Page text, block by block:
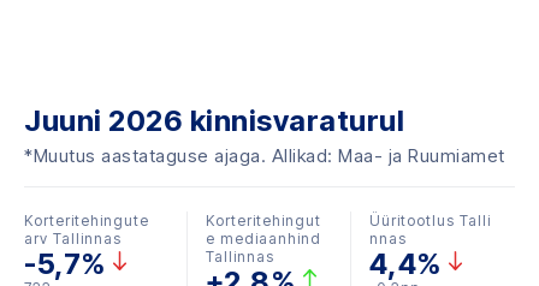
Juuni 2026 kinnisvaraturul
*Muutus aastataguse ajaga. Allikad: Maa- ja Ruumiamet
Korteritehingute
arv Tallinnas
-5,7%
Korteritehingut
e mediaanhind
Tallinnas
Üüritootlus Talli
nnas
4,4%